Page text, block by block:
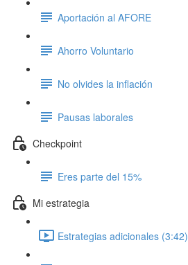
Aportación al AFORE
Ahorro Voluntario
No olvides la inflación
Pausas laborales
Checkpoint
Eres parte del 15%
Mi estrategia
Estrategias adicionales (3:42)